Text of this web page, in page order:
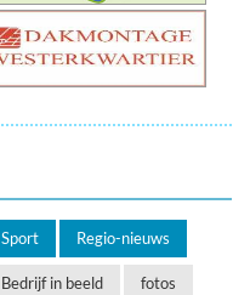
Sport Regio-nieuws
Bedrijf in beeld fotos